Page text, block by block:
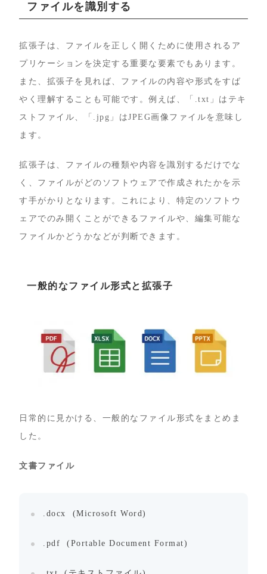
ファイルを識別する
拡張子は、ファイルを正しく開くために使用されるア
プリケーションを決定する重要な要素でもあります。
また、拡張子を見れば、ファイルの内容や形式をすば
やく理解することも可能です。例えば、「.txt」はテキ
ストファイル、「.jpg」はJPEG画像ファイルを意味し
ます。
拡張子は、ファイルの種類や内容を識別するだけでな
く、ファイルがどのソフトウェアで作成されたかを示
す手がかりとなります。これにより、特定のソフトウ
ェアでのみ開くことができるファイルや、編集可能な
ファイルかどうかなどが判断できます。
一般的なファイル形式と拡張子
日常的に見かける、一般的なファイル形式をまとめま
した。
文書ファイル
.docx (Microsoft Word)
.pdf (Portable Document Format)